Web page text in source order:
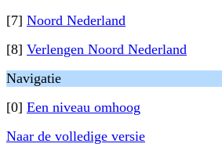
[7] Noord Nederland
[8] Verlengen Noord Nederland
Navigatie
[0] Een niveau omhoog
Naar de volledige versie